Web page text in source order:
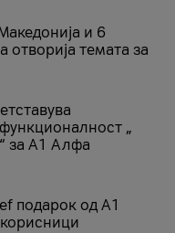
и 6
отворија темата за
„
за А1 Алфа
подарок од А1